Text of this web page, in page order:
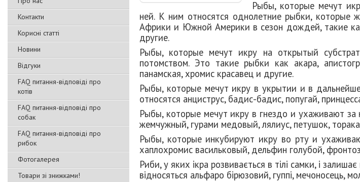
Контакти
Корисні статті
Новини
Відгуки
FAQ питання-відповіді про
котів
FAQ питання-відповіді про
собак
FAQ питання-відповіді про
рибок
Фотогалерея
Товари зі знижками!
Рыбы, которые мечут
ней. К ним относятся однолетние рыбки, которые
Африки и Южной Америки в сезон дождей, такие
другие.
Рыбы, которые мечут икру на открытый
потомством. Это такие рыбки как акара,
панамская, хромис красавец и другие.
Рыбы, которые мечут икру в укрытии и в
относятся анциструс, бадис-бадис, попугай,
Рыбы, которые мечут икру в гнездо и ухаживают за
жемчужный, гурами медовый, лялиус, петушок,
Рыбы, которые инкубируют икру во рту и
хаплохромис васильковый, дельфин голубой,
Риби, у яких ікра розвивається в тілі самки, і
відносяться альфаро бірюзовий, гуппі, мечоносець,